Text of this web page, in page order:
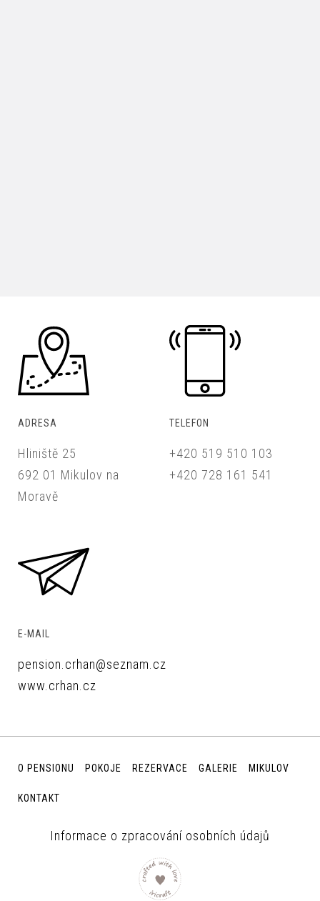
ADRESA
Hliniště 25
692 01 Mikulov na
Moravě
TELEFON
+420 519 510 103
+420 728 161 541
E-MAIL
pension.crhan@seznam.cz
www.crhan.cz
O PENSIONU POKOJE REZERVACE GALERIE MIKULOV
KONTAKT
Informace o zpracování osobních údajů